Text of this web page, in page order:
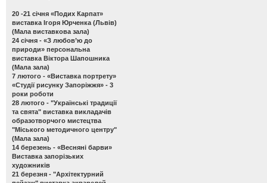
20 -21 січня «Подих Карпат»
виставка Ігоря Юрченка (Львів)
(Мала виставкова зала)
24 січня - «З любов’ю до
природи» персональна
виставка Віктора Шапошника
(Мала зала)
7 лютого - «Виставка портрету»
«Студії рисунку Запоріжжя» - 3
роки роботи
28 лютого - "Українські традиції
та свята" виставка викладачів
образотворчого мистецтва
"Міського методичного центру"
(Мала зала)
14 березень - «Весняні барви»
Виставка запорізьких
художників
21 березня - "Архітектурний